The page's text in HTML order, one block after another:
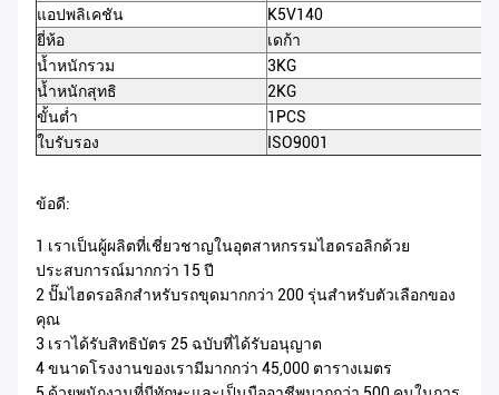
แอปพลิเคชัน
K5V140
ยี่ห้อ
เดก้า
น้ำหนักรวม
3KG
น้ำหนักสุทธิ
2KG
ขั้นต่ำ
1PCS
ใบรับรอง
ISO9001
ข้อดี:
1 เราเป็นผู้ผลิตที่เชี่ยวชาญในอุตสาหกรรมไฮดรอลิกด้วย
ประสบการณ์มากกว่า 15 ปี
2 ปั๊มไฮดรอลิกสำหรับรถขุดมากกว่า 200 รุ่นสำหรับตัวเลือกของ
คุณ
3 เราได้รับสิทธิบัตร 25 ฉบับที่ได้รับอนุญาต
4 ขนาดโรงงานของเรามีมากกว่า 45,000 ตารางเมตร